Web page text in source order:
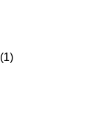
(1)